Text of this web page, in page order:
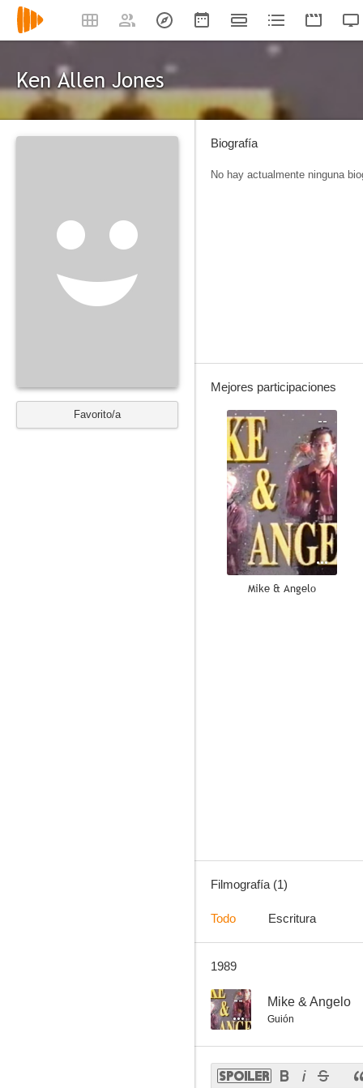
Ken Allen Jones
Favorito/a
Biografía
No hay actualmente ninguna
Mejores participaciones
--
Mike & Angelo
Filmografía (1)
Todo Escritura
1989
-- Mike & Angelo
Guión